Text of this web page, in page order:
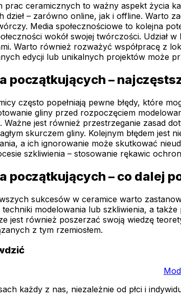
prac ceramicznych to ważny aspekt życia
dzieł – zarówno online, jak i offline. Warto
Media społecznościowe to kolejna
wokół swojej twórczości. Udział
Warto również rozważyć współpracę z
edycji lub unikalnych projektów może
początkujących –
często popełniają pewne błędy, które
gliny przed rozpoczęciem
Ważne jest również przestrzeganie zasad
skurczem gliny. Kolejnym błędem
a ich ignorowanie może skutkować
szkliwienia – stosowanie rękawic
początkujących – co dalej
sukcesów w ceramice warto
modelowania lub szkliwienia, a
jest również poszerzać swoją wiedzę
z tym rzemiosłem.
każdy z nas, niezależnie od płci i